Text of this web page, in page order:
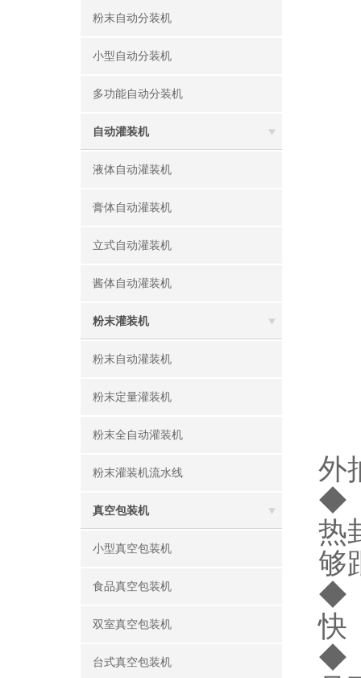
粉末自动分装机
小型自动分装机
多功能自动分装机
自动灌装机
液体自动灌装机
膏体自动灌装机
立式自动灌装机
酱体自动灌装机
粉末灌装机
粉末自动灌装机
粉末定量灌装机
粉末全自动灌装机
粉末灌装机流水线
真空包装机
小型真空包装机
食品真空包装机
双室真空包装机
台式真空包装机
外
◆
热
够
◆
快
◆